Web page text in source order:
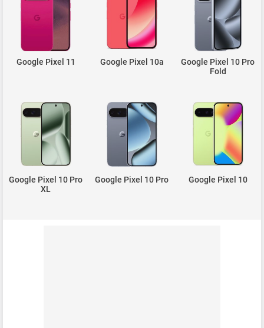
Google Pixel 11 Google Pixel 10a
Google Pixel 10 Pro
Fold
Google Pixel 10 Pro
XL
Google Pixel 10 Pro Google Pixel 10